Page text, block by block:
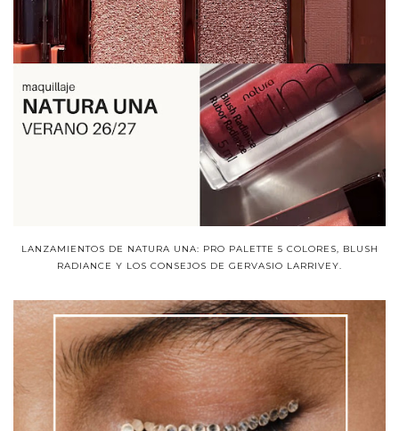
LANZAMIENTOS DE NATURA UNA: PRO PALETTE 5 COLORES, BLUSH
RADIANCE Y LOS CONSEJOS DE GERVASIO LARRIVEY.